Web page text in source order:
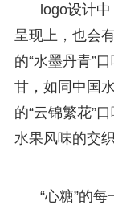
logo设计
呈现上，也会
的“水墨丹青”
甘，如同中国
的“云锦繁花”
水果风味的交
“心糖”的